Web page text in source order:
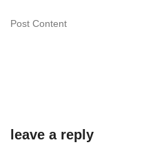
Post Content
leave a reply